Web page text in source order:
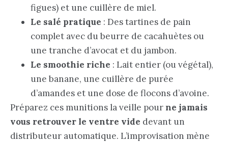
figues) et une cuillère de miel.
Le salé pratique : Des tartines de pain
complet avec du beurre de cacahuètes ou
une tranche d’avocat et du jambon.
Le smoothie riche : Lait entier (ou végétal),
une banane, une cuillère de purée
d’amandes et une dose de flocons d’avoine.
Préparez ces munitions la veille pour ne jamais
vous retrouver le ventre vide devant un
distributeur automatique. L’improvisation mène